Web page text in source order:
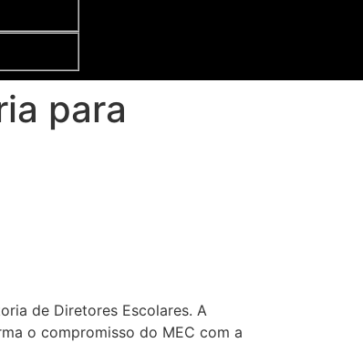
para
de Diretores Escolares. A
o compromisso do MEC com a